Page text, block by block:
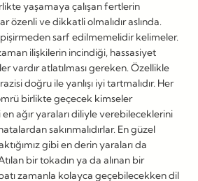
yaşamaya çalışan fertlerin
özenli ve dikkatli olmalıdır aslında.
sarf edilmemelidir kelimeler.
ilişkilerin incindiği, hassasiyet
vardır atlatılması gereken. Özellikle
doğru ile yanlışı iyi tartmalıdır. Her
birlikte geçecek kimseler
ağır yaraları diliyle verebileceklerini
sakınmalıdırlar. En güzel
gibi en derin yaraları da
bir tokadın ya da alınan bir
zamanla kolayca geçebilecekken dil